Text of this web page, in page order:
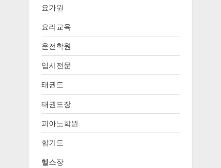
요가원
요리교육
운전학원
입시전문
태권도
태권도장
피아노학원
합기도
헬스장